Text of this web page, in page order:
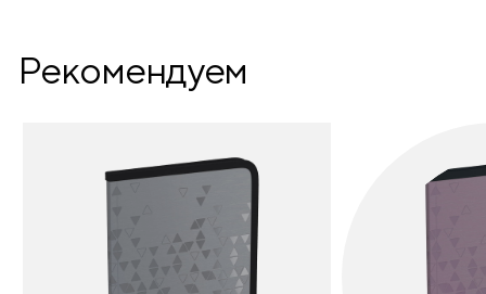
Рекомендуем